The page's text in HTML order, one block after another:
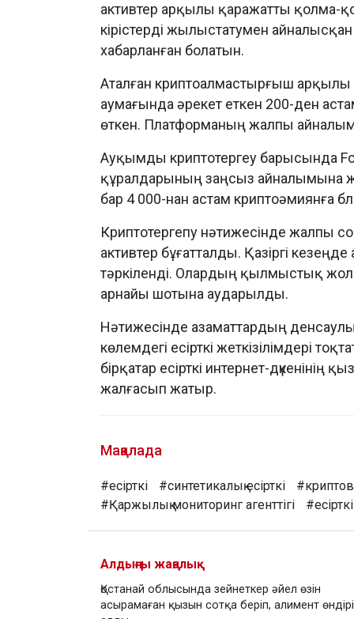
активтер арқылы қаражатты
кірістерді жылыстатумен
хабарланған болатын.
Аталған криптоалмастырғыш
аумағында әрекет еткен 200-ден
өткен. Платформаның жалпы
Ауқымды криптотергеу барысында
құралдарының заңсыз айналымына
бар 4 000-нан астам криптоәмиянға
Криптотергепу нәтижесінде жалпы
активтер бұғатталды. Қазіргі
тәркіленді. Олардың қылмыстық
арнайы шотына аударылды.
Нәтижесінде азаматтардың
көлемдегі есірткі жеткізілімдері
бірқатар есірткі интернет-
жалғасып жатыр.
Мақалада
#есірткі #синтетикалық есірткі
#Қаржылық мониторинг агенттігі
Алдыңғы жаңалық
Қостанай облысында зейнеткер әйел өзін
асырамаған қызын сотқа беріп, алимент